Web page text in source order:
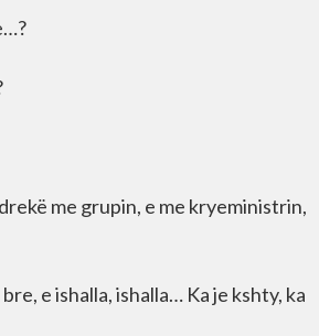
me grupin, e me kryeministrin,
e ishalla, ishalla… Ka je kshty, ka